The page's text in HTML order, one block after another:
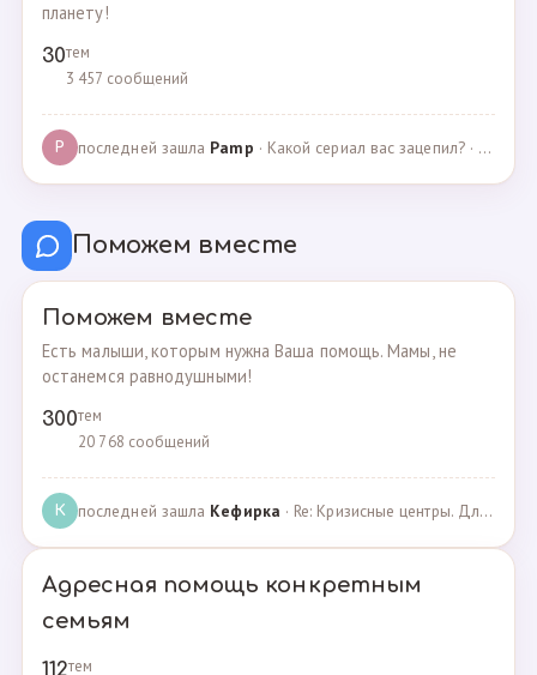
планету!
30тем
3 457 сообщений
P последней зашла Pamp · Какой сериал вас зацепил? · 07.05.2025
Поможем вместе
Поможем вместе
Есть малыши, которым нужна Ваша помощь. Мамы, не
останемся равнодушными!
300тем
20 768 сообщений
К последней зашла Кефирка · Re: Кризисные центры. Для женщин, попавших в трудн… · 06.03.2022
Адресная помощь конкретным
семьям
112тем